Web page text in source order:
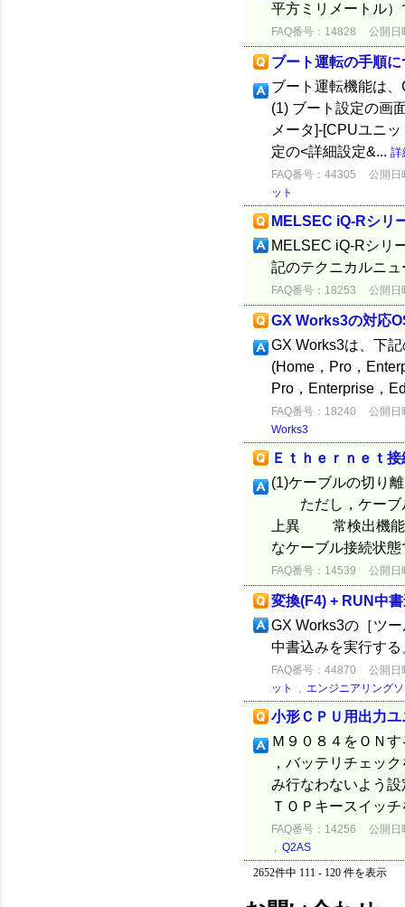
平方ミリメートル
FAQ番号：14828 公開日
ブート運転の手順に
ブート運転機能は
(1) ブート設定の画
メータ]-[CPUユニ
定の<詳細設定&... 詳
FAQ番号：44305
公開日
ット
MELSEC iQ-Rシリ
MELSEC iQ-Rシリ
記のテクニカルニ
FAQ番号：18253 公開日
GX Works3の対応
GX Works3は、下
(Home，Pro，
Pro，Enterprise，
FAQ番号：18240
公開日
Works3
Ｅｔｈｅｒｎｅｔ
(1)ケーブルの切り
ただし，ケーブル
上異 常検出機能
なケーブル接続状
FAQ番号：14539 公開日
変換(F4) + RUN中
GX Works3の［ツ
中書込みを実行す
FAQ番号：44870
公開日
ット
, エンジニアリング
小形ＣＰＵ用出力
Ｍ９０８４をＯＮ
，バッテリチェッ
み行なわないよう
ＴＯＰキースイッ
FAQ番号：14256
公開日
, Q2AS
2652件中 111 - 120 件を表示